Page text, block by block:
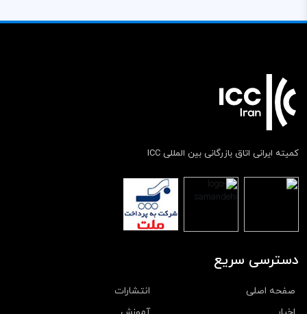
کمیته ایرانی اتاق بازرگانی بین المللی ICC
دسترسی سریع
صفحه اصلی
انتشارات